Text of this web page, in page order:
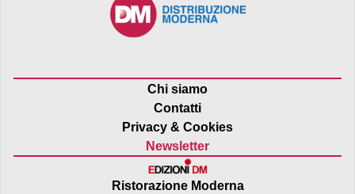
Chi siamo
Contatti
Privacy & Cookies
Newsletter
Ristorazione Moderna